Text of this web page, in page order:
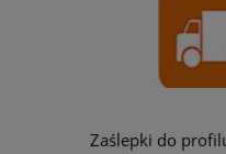
Zaślepki do